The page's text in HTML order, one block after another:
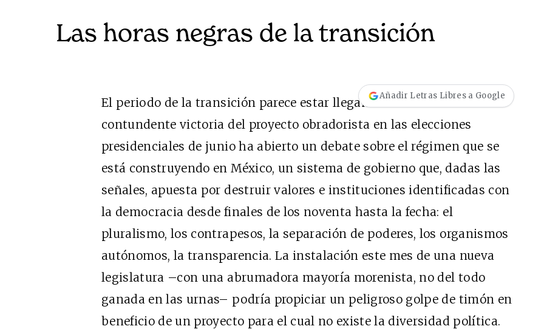
Las horas negras de la transición
Añadir Letras Libres a Google
El periodo de la transición parece estar llegando a su fin. La
contundente victoria del proyecto obradorista en las elecciones
presidenciales de junio ha abierto un debate sobre el régimen que se
está construyendo en México, un sistema de gobierno que, dadas las
señales, apuesta por destruir valores e instituciones identificadas con
la democracia desde finales de los noventa hasta la fecha: el
pluralismo, los contrapesos, la separación de poderes, los organismos
autónomos, la transparencia. La instalación este mes de una nueva
legislatura –con una abrumadora mayoría morenista, no del todo
ganada en las urnas– podría propiciar un peligroso golpe de timón en
beneficio de un proyecto para el cual no existe la diversidad política.
N° 299 / Agosto 2026
Cine desde los márgenes
EDICIÓN MÉXICO
SUSCRÍBETE
EDICIÓN MÉXICO
N° 332 / Agosto 2026
Cine desde los
EDICIÓN ESPAÑA
SUSCRÍBETE